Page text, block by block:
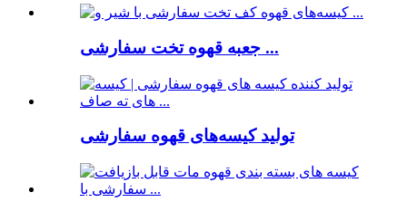
جعبه قهوه تخت سفارشی ...
تولید کیسه‌های قهوه سفارشی